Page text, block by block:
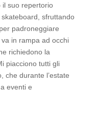
il suo repertorio
sfruttando
padroneggiare
in rampa ad occhi
richiedono la
piacciono tutti gli
che durante l’estate
eventi e